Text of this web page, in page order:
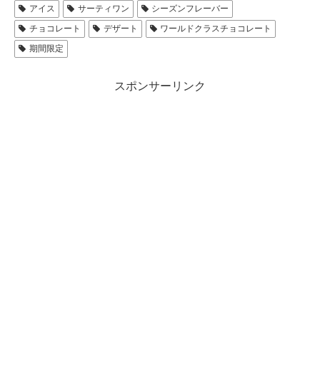
アイス サーティワン
シーズンフレーバー
チョコレート
デザート
ワールドクラスチョコレート
期間限定
スポンサーリンク